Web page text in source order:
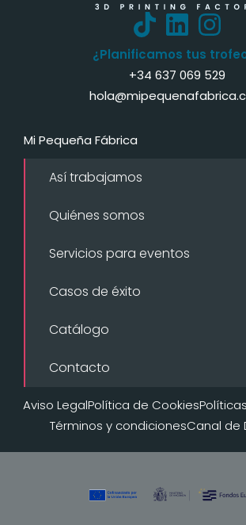
¿Planificamos tus
+34 637 069 529
Mi Pequeña Fábrica
Así trabajamos
Quiénes somos
Servicios para eventos
Casos de éxito
Catálogo
Contacto
Aviso LegalPolítica de Cookies
Términos y condicionesCanal de